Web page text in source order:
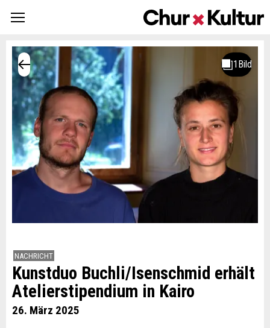
NACHRICHT
Kunstduo Buchli/Isenschmid erhält
Atelierstipendium in Kairo
26. März 2025